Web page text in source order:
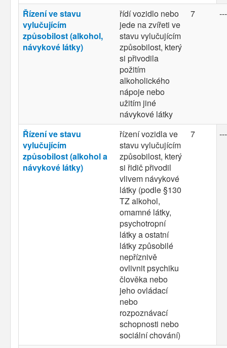
Řízení ve stavu
vylučujícím
způsobilost (alkohol,
návykové látky)
řídí vozidlo nebo
jede na zvířeti ve
stavu vylučujícím
způsobilost, který
si přivodila
požitím
alkoholického
nápoje nebo
užitím jiné
návykové látky
7 ---
Řízení ve stavu
vylučujícím
způsobilost (alkohol a
návykové látky)
řízení vozidla ve
stavu vylučujícím
způsobilost, který
si řidič přivodil
vlivem návykové
látky (podle §130
TZ alkohol,
omamné látky,
psychotropní
látky a ostatní
látky způsobilé
nepříznivě
ovlivnit psychiku
člověka nebo
jeho ovládací
nebo
rozpoznávací
schopnosti nebo
sociální chování)
7 ---